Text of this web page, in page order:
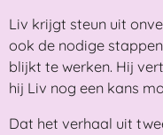
Liv krijgt steun uit
ook de nodige
blijkt te werken. Hij
hij Liv nog een kans
Dat het verhaal uit